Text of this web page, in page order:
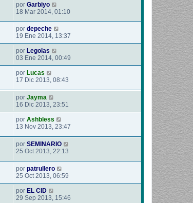
por Garbiyo
18 Mar 2014, 01:10
por depeche
19 Ene 2014, 13:37
por Legolas
03 Ene 2014, 00:49
por Lucas
17 Dic 2013, 08:43
por Jayma
16 Dic 2013, 23:51
por Ashbless
13 Nov 2013, 23:47
por SEMINARIO
25 Oct 2013, 22:13
por patrullero
25 Oct 2013, 06:59
por EL CID
29 Sep 2013, 15:46